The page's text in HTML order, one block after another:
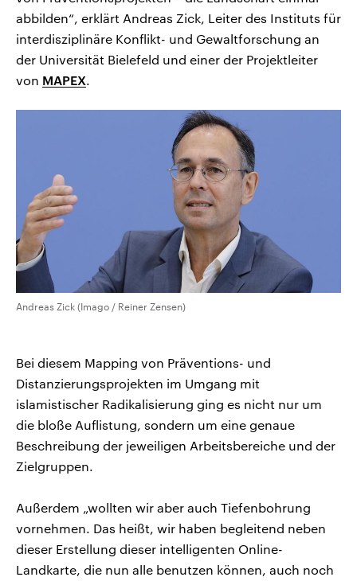
abbilden“, erklärt Andreas Zick, Leiter des Instituts für
interdisziplinäre Konflikt- und Gewaltforschung an
der Universität Bielefeld und einer der Projektleiter
von MAPEX.
Andreas Zick (Imago / Reiner Zensen)
Bei diesem Mapping von Präventions- und
Distanzierungsprojekten im Umgang mit
islamistischer Radikalisierung ging es nicht nur um
die bloße Auflistung, sondern um eine genaue
Beschreibung der jeweiligen Arbeitsbereiche und der
Zielgruppen.
Außerdem „wollten wir aber auch Tiefenbohrung
vornehmen. Das heißt, wir haben begleitend neben
dieser Erstellung dieser intelligenten Online-
Landkarte, die nun alle benutzen können, auch noch